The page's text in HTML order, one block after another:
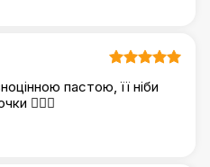
пастою, її ніби
🤷🏻‍♀️